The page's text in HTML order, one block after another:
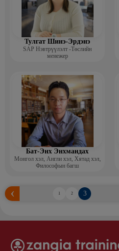
Тулгат Шинэ-Эрдэнэ
SAP Нэвтрүүлэлт -Төслийн
менежер
Бат-Энх Энхмандах
Монгол хэл, Англи хэл, Хятад хэл,
Философын багш
1 2 3